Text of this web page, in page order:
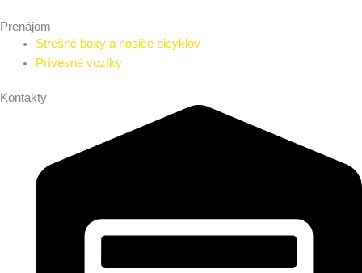
Prenájom
Strešné boxy a nosiče bicyklov
Prívesné vozíky
Kontakty